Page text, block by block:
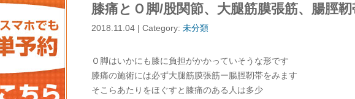
膝痛とＯ脚/股関節、大腿筋膜張筋、腸脛
2018.11.04 | Category: 未分類
Ｏ脚はいかにも膝に負担がかかっていそうな形です
膝痛の施術には必ず大腿筋膜張筋ー腸脛靭帯をみます
そこらあたりをほぐすと膝痛のある人は多少